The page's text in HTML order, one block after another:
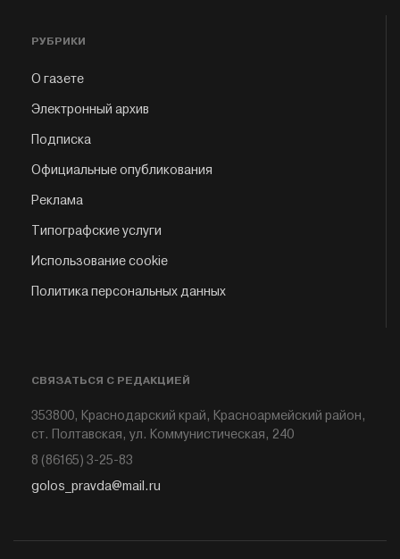
РУБРИКИ
О газете
Электронный архив
Подписка
Официальные опубликования
Реклама
Типографские услуги
Использование cookie
Политика персональных данных
СВЯЗАТЬСЯ С РЕДАКЦИЕЙ
353800, Краснодарский край, Красноармейский район,
ст. Полтавская, ул. Коммунистическая, 240
8 (86165) 3-25-83
golos_pravda@mail.ru